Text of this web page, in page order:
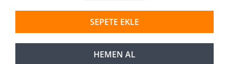
SEPETE EKLE
HEMEN AL